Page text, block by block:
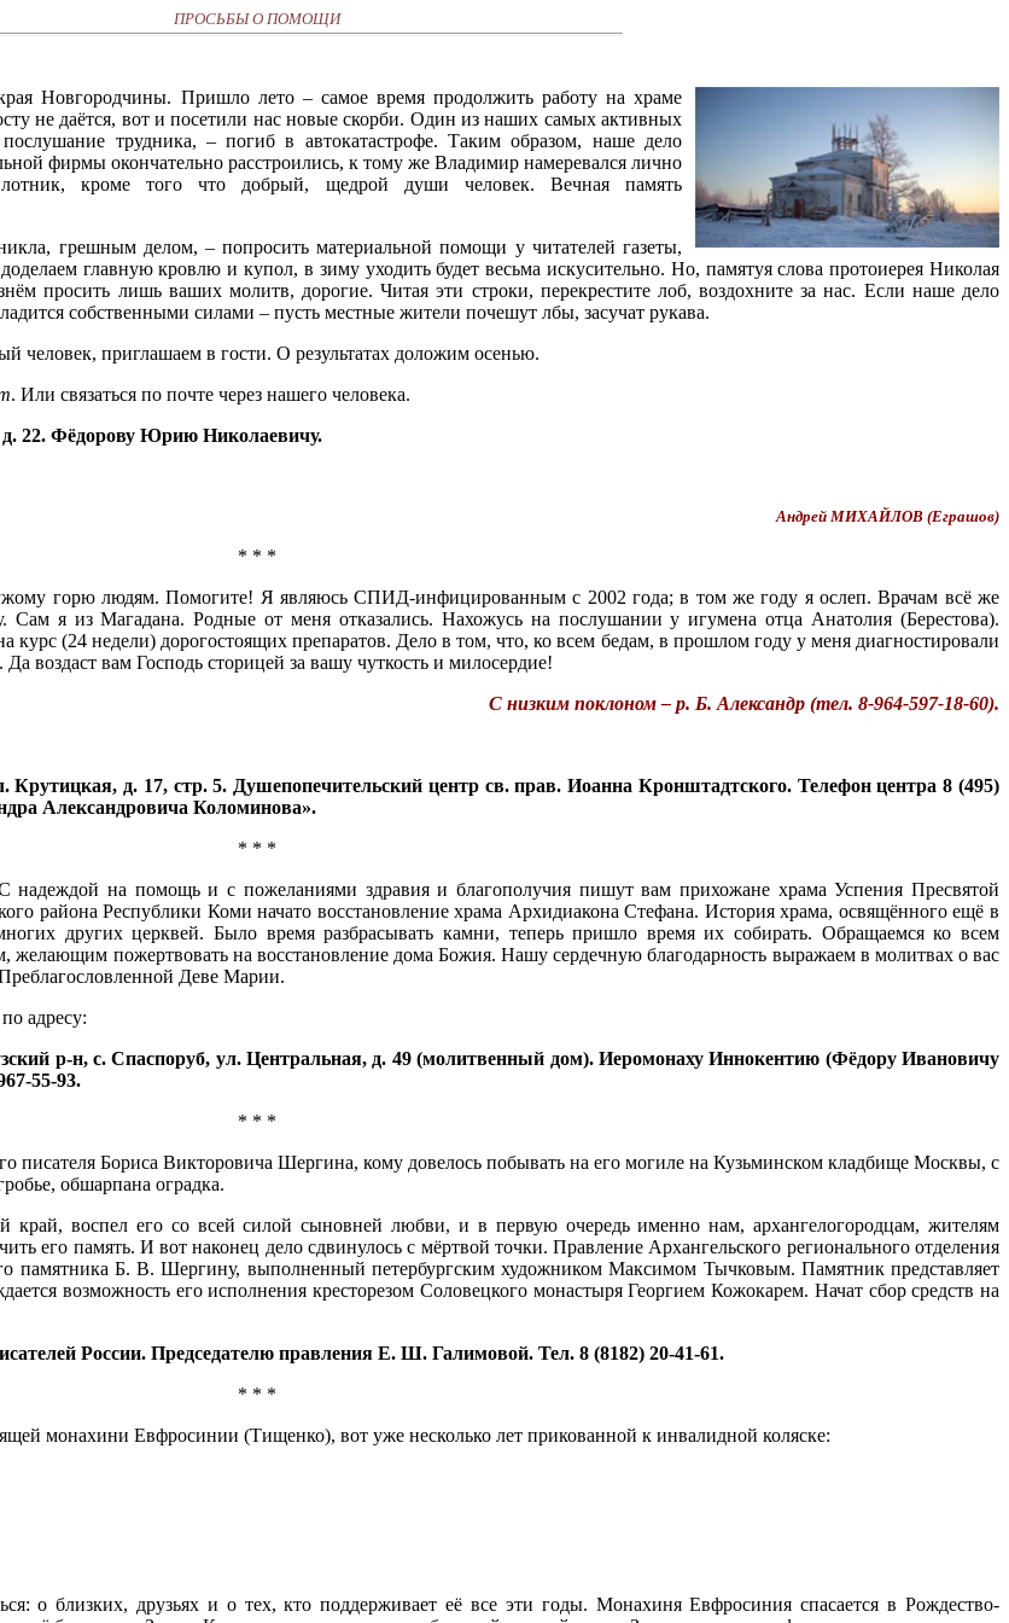
ПРОСЬБЫ О ПОМОЩИ
Новгородчины. Пришло лето – самое время продолжить работу на храме
не даётся, вот и посетили нас новые скорби. Один из наших самых активных
трудника, – погиб в автокатастрофе. Таким образом, наше дело
фирмы окончательно расстроились, к тому же Владимир намеревался лично
кроме того что добрый, щедрой души человек. Вечная память
грешным делом, – попросить материальной помощи у читателей газеты,
главную кровлю и купол, в зиму уходить будет весьма искусительно. Но, памятуя слова протоиерея Николая
просить лишь ваших молитв, дорогие. Читая эти строки, перекрестите лоб, воздохните за нас. Если наше дело
собственными силами – пусть местные жители почешут лбы, засучат рукава.
человек, приглашаем в гости. О результатах доложим осенью.
. Или связаться по почте через нашего человека.
д. 22. Фёдорову Юрию Николаевичу.
Андрей МИХАЙЛОВ (Еграшов)
* * *
горю людям. Помогите! Я являюсь СПИД-инфицированным с 2002 года; в том же году я ослеп. Врачам всё же
Сам я из Магадана. Родные от меня отказались. Нахожусь на послушании у игумена отца Анатолия (Берестова).
(24 недели) дорогостоящих препаратов. Дело в том, что, ко всем бедам, в прошлом году у меня диагностировали
воздаст вам Господь сторицей за вашу чуткость и милосердие!
С низким поклоном – р. Б. Александр (тел. 8-964-597-18-60).
Крутицкая, д. 17, стр. 5. Душепопечительский центр св. прав. Иоанна Кронштадтского. Телефон центра 8 (495)
Александровича Коломинова».
* * *
надеждой на помощь и с пожеланиями здравия и благополучия пишут вам прихожане храма Успения Пресвятой
района Республики Коми начато восстановление храма Архидиакона Стефана. История храма, освящённого ещё в
других церквей. Было время разбрасывать камни, теперь пришло время их собирать. Обращаемся ко всем
пожертвовать на восстановление дома Божия. Нашу сердечную благодарность выражаем в молитвах о вас
Деве Марии.
адресу:
р-н, с. Спаспоруб, ул. Центральная, д. 49 (молитвенный дом). Иеромонаху Иннокентию (Фёдору Ивановичу
55-93.
* * *
писателя Бориса Викторовича Шергина, кому довелось побывать на его могиле на Кузьминском кладбище Москвы, с
обшарпана оградка.
край, воспел его со всей силой сыновней любви, и в первую очередь именно нам, архангелогородцам, жителям
его память. И вот наконец дело сдвинулось с мёртвой точки. Правление Архангельского регионального отделения
памятника Б. В. Шергину, выполненный петербургским художником Максимом Тычковым. Памятник представляет
возможность его исполнения кресторезом Соловецкого монастыря Георгием Кожокарем. Начат сбор средств на
России. Председателю правления Е. Ш. Галимовой. Тел. 8 (8182) 20-41-61.
* * *
монахини Евфросинии (Тищенко), вот уже несколько лет прикованной к инвалидной коляске:
о близких, друзьях и о тех, кто поддерживает её все эти годы. Монахиня Евфросиния спасается в Рождество-